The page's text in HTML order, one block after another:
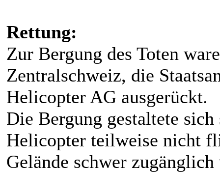
Rettung:
Zur Bergung des Toten
Zentralschweiz, die
Helicopter AG ausgerückt.
Die Bergung gestaltete
Helicopter teilweise nicht
Gelände schwer zugänglich